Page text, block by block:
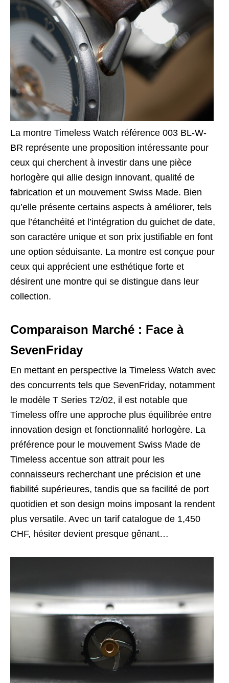
La montre Timeless Watch référence 003 BL-W-
BR représente une proposition intéressante pour
ceux qui cherchent à investir dans une pièce
horlogère qui allie design innovant, qualité de
fabrication et un mouvement Swiss Made. Bien
qu’elle présente certains aspects à améliorer, tels
que l’étanchéité et l’intégration du guichet de date,
son caractère unique et son prix justifiable en font
une option séduisante. La montre est conçue pour
ceux qui apprécient une esthétique forte et
désirent une montre qui se distingue dans leur
collection.
Comparaison Marché : Face à
SevenFriday
En mettant en perspective la Timeless Watch avec
des concurrents tels que SevenFriday, notamment
le modèle T Series T2/02, il est notable que
Timeless offre une approche plus équilibrée entre
innovation design et fonctionnalité horlogère. La
préférence pour le mouvement Swiss Made de
Timeless accentue son attrait pour les
connaisseurs recherchant une précision et une
fiabilité supérieures, tandis que sa facilité de port
quotidien et son design moins imposant la rendent
plus versatile. Avec un tarif catalogue de 1,450
CHF, hésiter devient presque gênant…